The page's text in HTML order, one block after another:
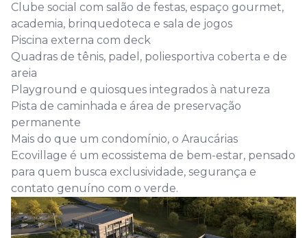
Clube social com salão de festas, espaço gourmet,
academia, brinquedoteca e sala de jogos
Piscina externa com deck
Quadras de tênis, padel, poliesportiva coberta e de
areia
Playground e quiosques integrados à natureza
Pista de caminhada e área de preservação
permanente
Mais do que um condomínio, o Araucárias
Ecovillage é um ecossistema de bem-estar, pensado
para quem busca exclusividade, segurança e
contato genuíno com o verde.